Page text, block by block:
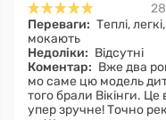
Переваги: Теплі,
мокають
Недоліки: Відсутні
Коментар: Вже два
мо саме цю модель
того брали Вікінги. Це
упер зручне! Точно